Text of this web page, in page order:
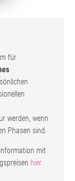
für
werden, wenn
Phasen sind.
mit
hier